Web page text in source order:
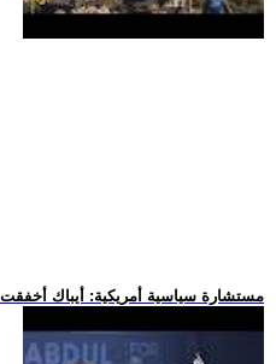
.. مستشارة سياسية أمريكية: أيباك